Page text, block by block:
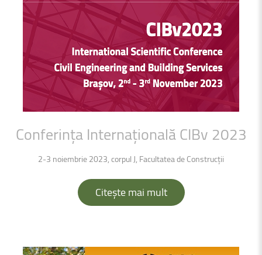
Conferința InternaționalăCIBv 2023
2-3 noiembrie 2023, corpul J, Facultatea de Construcții
Citește mai mult